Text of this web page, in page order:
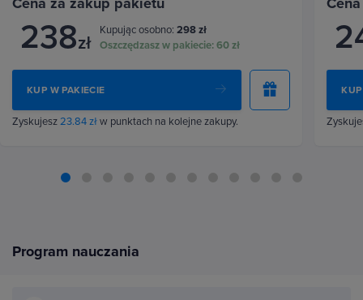
238zł
Kupując osobno: 298 zł
Oszczędzasz w pakiecie:60 zł
KUP W PAKIECIE
Zyskujesz23.84 złw punktach na kolejne zakupy.
Program nauczania